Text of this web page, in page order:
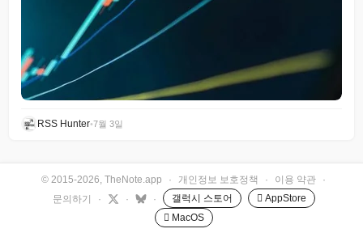
RSS Hunter•7월 3일
© 2015-2026, TheNote.app · 개인정보 보호정책 · 이용 약관
·
문의하기
· · · 갤럭시 스토어
 AppStore
 MacOS